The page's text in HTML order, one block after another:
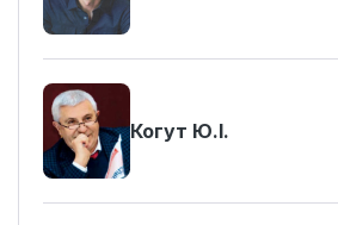
Когут Ю.І.